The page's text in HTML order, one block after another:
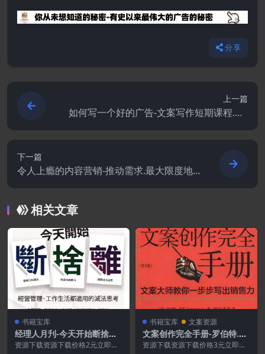
分享
上一篇
如何写一个好的广告-文案写作短期课程.PD
F
下一篇
令人上瘾的内容营销-推动需求.最大限度地
提高流量.销售额和品牌认知度.PDF
相关文章
书籍宝库
经理人月刋-今天开始断捨离.
PDF
资源下载资源下载价格2元立即购
书籍宝库 文案资源
文案创作完全手册-罗伯特.布
莱.PDF
资源下载资源下载价格3元立即购